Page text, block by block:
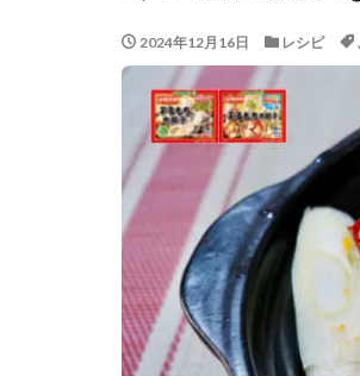
2024年12月16日 レシピ